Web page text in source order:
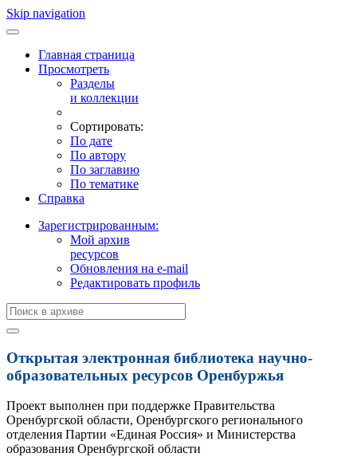
Skip navigation
Главная страница
Просмотреть
Разделы
и коллекции
Сортировать:
По дате
По автору
По заглавию
По тематике
Справка
Зарегистрированным:
Мой архив
ресурсов
Обновления на e-mail
Редактировать профиль
Открытая электронная библиотека научно-
образовательных ресурсов Оренбуржья
Проект выполнен при поддержке Правительства
Оренбургской области, Оренбургского регионального
отделения Партии «Единая Россия» и Министерства
образования Оренбургской области